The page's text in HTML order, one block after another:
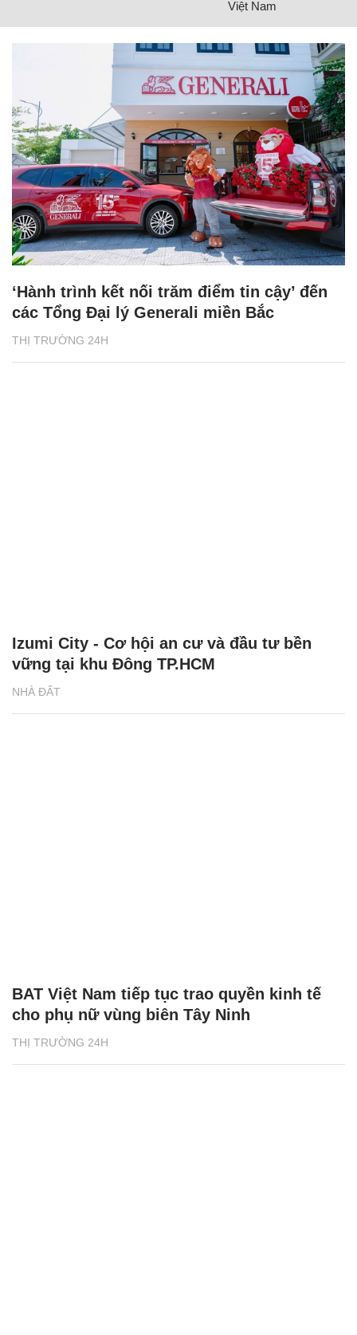
Việt Nam
THỊ TRƯỜNG 24H
‘Hành trình kết nối trăm điểm tin cậy’ đến
các Tổng Đại lý Generali miền Bắc
NHÀ ĐẤT
Izumi City - Cơ hội an cư và đầu tư bền
vững tại khu Đông TP.HCM
THỊ TRƯỜNG 24H
BAT Việt Nam tiếp tục trao quyền kinh tế
cho phụ nữ vùng biên Tây Ninh